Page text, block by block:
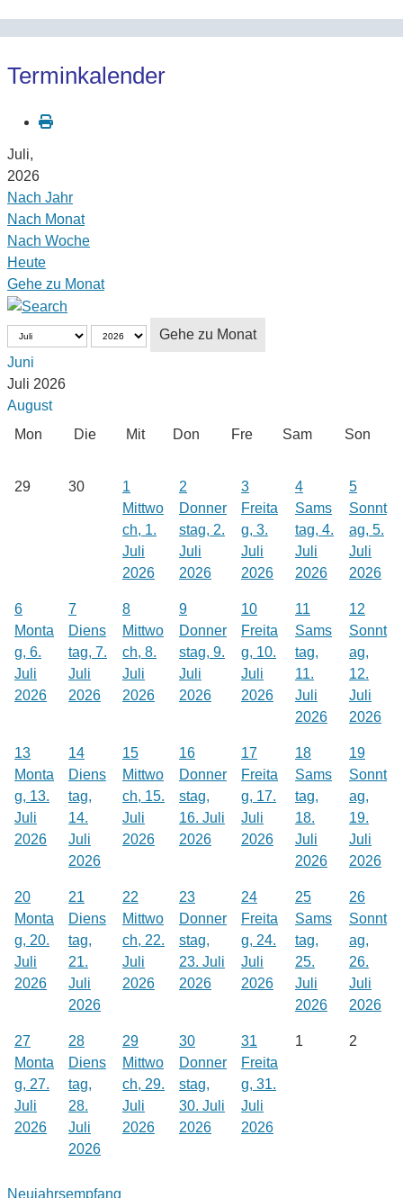
Terminkalender
Juli,
2026
Nach Jahr
Nach Monat
Nach Woche
Heute
Gehe zu Monat
Gehe zu Monat
Juni
Juli 2026
August
Mon
Die Mit Don Fre Sam Son
29 30
1
Mittwo
ch, 1.
Juli
2026
2
Donner
stag, 2.
Juli
2026
3
Freita
g, 3.
Juli
2026
4
Sams
tag, 4.
Juli
2026
5
Sonnt
ag, 5.
Juli
2026
6
Monta
g, 6.
Juli
2026
7
Diens
tag, 7.
Juli
2026
8
Mittwo
ch, 8.
Juli
2026
9
Donner
stag, 9.
Juli
2026
10
Freita
g, 10.
Juli
2026
11
Sams
tag,
11.
Juli
2026
12
Sonnt
ag,
12.
Juli
2026
13
Monta
g, 13.
Juli
2026
14
Diens
tag,
14.
Juli
2026
15
Mittwo
ch, 15.
Juli
2026
16
Donner
stag,
16. Juli
2026
17
Freita
g, 17.
Juli
2026
18
Sams
tag,
18.
Juli
2026
19
Sonnt
ag,
19.
Juli
2026
20
Monta
g, 20.
Juli
2026
21
Diens
tag,
21.
Juli
2026
22
Mittwo
ch, 22.
Juli
2026
23
Donner
stag,
23. Juli
2026
24
Freita
g, 24.
Juli
2026
25
Sams
tag,
25.
Juli
2026
26
Sonnt
ag,
26.
Juli
2026
27
Monta
g, 27.
Juli
2026
28
Diens
tag,
28.
Juli
2026
29
Mittwo
ch, 29.
Juli
2026
30
Donner
stag,
30. Juli
2026
31
Freita
g, 31.
Juli
2026
1 2
Neujahrsempfang